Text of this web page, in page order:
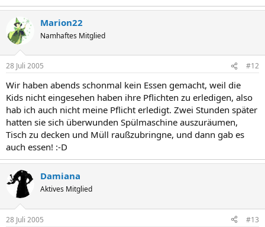
Marion22
Namhaftes Mitglied
28 Juli 2005 #12
Wir haben abends schonmal kein Essen gemacht, weil die
Kids nicht eingesehen haben ihre Pflichten zu erledigen, also
hab ich auch nicht meine Pflicht erledigt. Zwei Stunden später
hatten sie sich überwunden Spülmaschine auszuräumen,
Tisch zu decken und Müll raußzubringne, und dann gab es
auch essen! :-D
Damiana
Aktives Mitglied
28 Juli 2005 #13